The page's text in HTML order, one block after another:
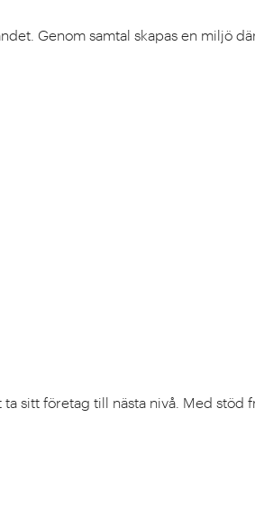
Genom samtal skapas en miljö
sitt företag till nästa nivå. Med stöd